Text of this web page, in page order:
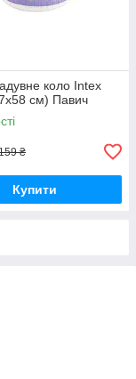
коло Intex
см) Павич
₴
Купити